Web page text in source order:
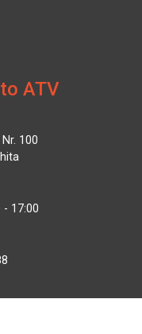
ATV
100
- 17:00